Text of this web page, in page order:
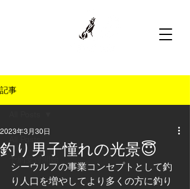
記事
予約受付開始
釣り男子憧れの光景😇
2023年3月30日
シーウルフの事業コンセプトとして釣
り人口を増やしてより多くの方に釣り